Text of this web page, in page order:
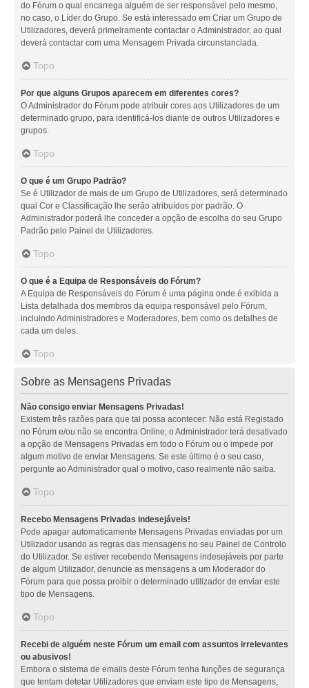
do Fórum o qual encarrega alguém de ser responsável pelo mesmo,
no caso, o Líder do Grupo. Se está interessado em Criar um Grupo de
Utilizadores, deverá primeiramente contactar o Administrador, ao qual
deverá contactar com uma Mensagem Privada circunstanciada.
Topo
Por que alguns Grupos aparecem em diferentes cores?
O Administrador do Fórum pode atribuir cores aos Utilizadores de um
determinado grupo, para identificá-los diante de outros Utilizadores e
grupos.
Topo
O que é um Grupo Padrão?
Se é Utilizador de mais de um Grupo de Utilizadores, será determinado
qual Cor e Classificação lhe serão atribuídos por padrão. O
Administrador poderá lhe conceder a opção de escolha do seu Grupo
Padrão pelo Painel de Utilizadores.
Topo
O que é a Equipa de Responsáveis do Fórum?
A Equipa de Responsáveis do Fórum é uma página onde é exibida a
Lista detalhada dos membros da equipa responsável pelo Fórum,
incluindo Administradores e Moderadores, bem como os detalhes de
cada um deles.
Topo
Sobre as Mensagens Privadas
Não consigo enviar Mensagens Privadas!
Existem três razões para que tal possa acontecer: Não está Registado
no Fórum e/ou não se encontra Online, o Administrador terá desativado
a opção de Mensagens Privadas em todo o Fórum ou o impede por
algum motivo de enviar Mensagens. Se este último é o seu caso,
pergunte ao Administrador qual o motivo, caso realmente não saiba.
Topo
Recebo Mensagens Privadas indesejáveis!
Pode apagar automaticamente Mensagens Privadas enviadas por um
Utilizador usando as regras das mensagens no seu Painel de Controlo
do Utilizador. Se estiver recebendo Mensagens indesejáveis por parte
de algum Utilizador, denuncie as mensagens a um Moderador do
Fórum para que possa proibir o determinado utilizador de enviar este
tipo de Mensagens.
Topo
Recebi de alguém neste Fórum um email com assuntos irrelevantes
ou abusivos!
Embora o sistema de emails deste Fórum tenha funções de segurança
que tentam detetar Utilizadores que enviam este tipo de Mensagens,